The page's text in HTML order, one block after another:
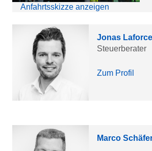
Anfahrtsskizze anzeigen
Jonas Laforce
Steuerberater
Zum Profil
Marco